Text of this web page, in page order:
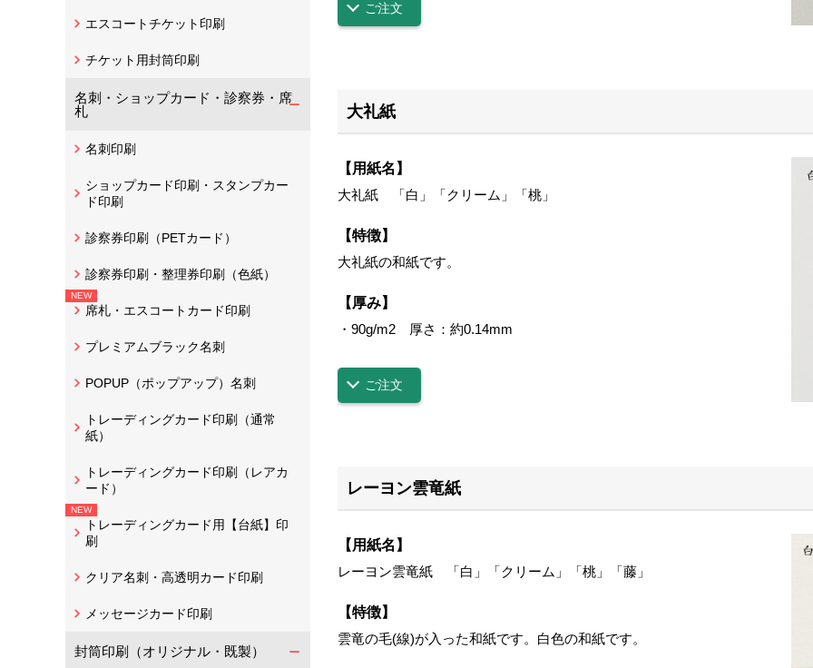
エスコートチケット印刷
チケット用封筒印刷
名刺・ショップカード・診察券・席
札
名刺印刷
ショップカード印刷・スタンプカー
ド印刷
診察券印刷（PETカード）
診察券印刷・整理券印刷（色紙）
席札・エスコートカード印刷
プレミアムブラック名刺
POPUP（ポップアップ）名刺
トレーディングカード印刷（通常
紙）
トレーディングカード印刷（レアカ
ード）
トレーディングカード用【台紙】印
刷
クリア名刺・高透明カード印刷
メッセージカード印刷
封筒印刷（オリジナル・既製）
ご注文
大礼紙
【用紙名】
大礼紙 「白」「クリーム」「桃」
【特徴】
大礼紙の和紙です。
【厚み】
・90g/m2 厚さ：約0.14mm
ご注文
レーヨン雲竜紙
【用紙名】
レーヨン雲竜紙 「白」「クリーム」「桃」「藤」
【特徴】
雲竜の毛(線)が入った和紙です。白色の和紙です。